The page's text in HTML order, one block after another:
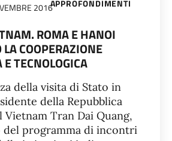
APPROFONDIMENTI
2016
ROMA E HANOI
COOPERAZIONE
TECNOLOGICA
della visita di Stato in
della Repubblica
Vietnam Tran Dai Quang,
del programma di incontri